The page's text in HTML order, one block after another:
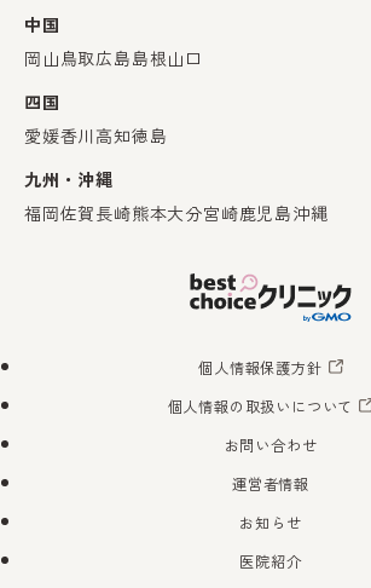
中国
岡山鳥取広島島根山口
四国
愛媛香川 高知徳島
九州・沖縄
福岡佐賀長崎熊本大分宮崎鹿児島沖縄
個人情報保護方針
個人情報の取扱いについて
お問い合わせ
運営者情報
お知らせ
医院紹介